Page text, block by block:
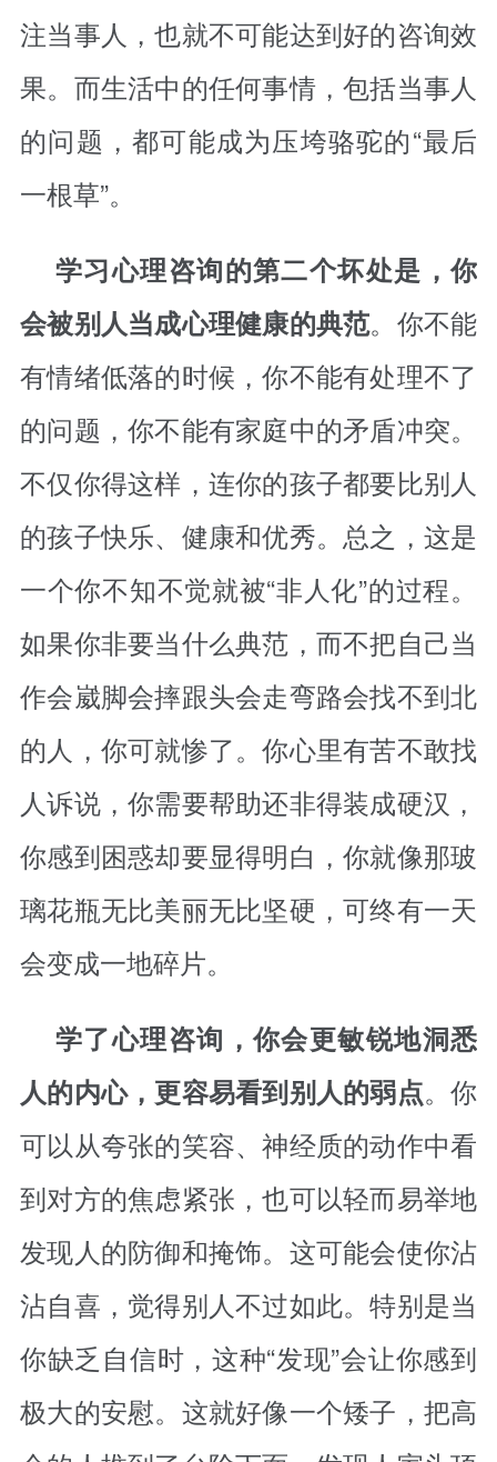
注当事人，也就不可能达到好的咨询效
果。而生活中的任何事情，包括当事人
的问题，都可能成为压垮骆驼的“最后
一根草”。
学习心理咨询的第二个坏处是，你
会被别人当成心理健康的典范。你不能
有情绪低落的时候，你不能有处理不了
的问题，你不能有家庭中的矛盾冲突。
不仅你得这样，连你的孩子都要比别人
的孩子快乐、健康和优秀。总之，这是
一个你不知不觉就被“非人化”的过程。
如果你非要当什么典范，而不把自己当
作会崴脚会摔跟头会走弯路会找不到北
的人，你可就惨了。你心里有苦不敢找
人诉说，你需要帮助还非得装成硬汉，
你感到困惑却要显得明白，你就像那玻
璃花瓶无比美丽无比坚硬，可终有一天
会变成一地碎片。
学了心理咨询，你会更敏锐地洞悉
人的内心，更容易看到别人的弱点。你
可以从夸张的笑容、神经质的动作中看
到对方的焦虑紧张，也可以轻而易举地
发现人的防御和掩饰。这可能会使你沾
沾自喜，觉得别人不过如此。特别是当
你缺乏自信时，这种“发现”会让你感到
极大的安慰。这就好像一个矮子，把高